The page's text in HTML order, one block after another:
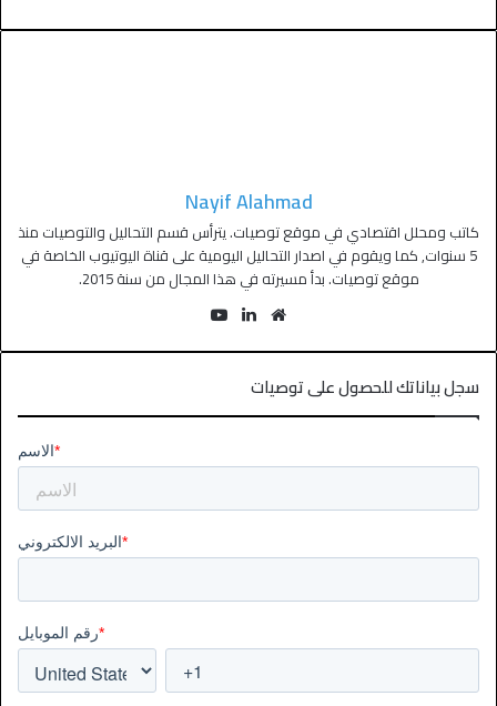
Nayif Alahmad
كاتب ومحلل اقتصادي في موقع توصيات. يترأس قسم التحاليل والتوصيات منذ
5 سنوات, كما ويقوم في اصدار التحاليل اليومية على قناة اليوتيوب الخاصة في
موقع توصيات. بدأ مسيرته في هذا المجال من سنة 2015.
سجل بياناتك للحصول على توصيات